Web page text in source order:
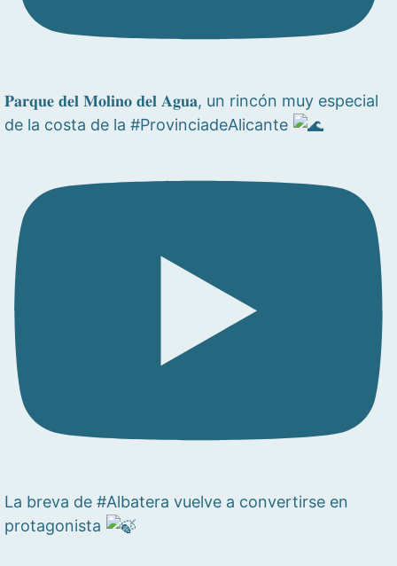
𝐏𝐚𝐫𝐪𝐮𝐞 𝐝𝐞𝐥 𝐌𝐨𝐥𝐢𝐧𝐨 𝐝𝐞𝐥 𝐀𝐠𝐮𝐚, un rincón muy especial
de la costa de la #ProvinciadeAlicante
La breva de #Albatera vuelve a convertirse en
protagonista